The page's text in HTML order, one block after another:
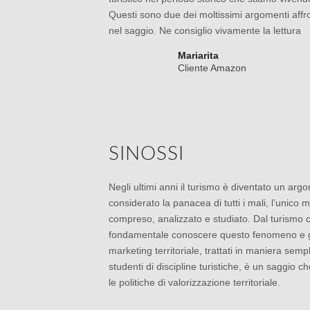
Questi sono due dei moltissimi argomenti
nel saggio. Ne consiglio vivamente la lettura
Mariarita
Cliente Amazon
SINOSSI
Negli ultimi anni il turismo è diventato un
considerato la panacea di tutti i mali, l’unico
compreso, analizzato e studiato. Dal turismo
fondamentale conoscere questo fenomeno
marketing territoriale, trattati in maniera
studenti di discipline turistiche, è un saggio
le politiche di valorizzazione territoriale.